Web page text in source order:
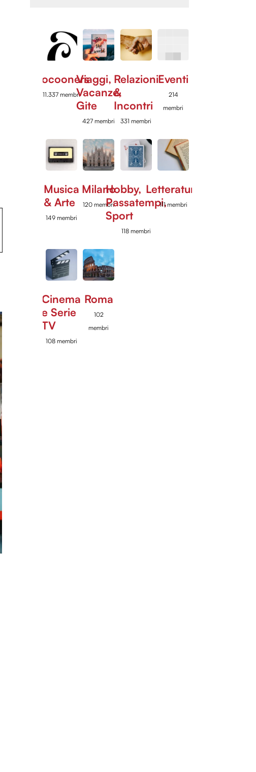
Cocooners
11.337 membri
Viaggi,
Vacanze,
Gite
427 membri
Relazioni
&
Incontri
331 membri
Eventi
214
membri
Musica
& Arte
149 membri
Milano
120 membri
Hobby,
Passatempi,
Sport
118 membri
Letteratura
111 membri
Cinema
e Serie
TV
108 membri
Roma
102
membri